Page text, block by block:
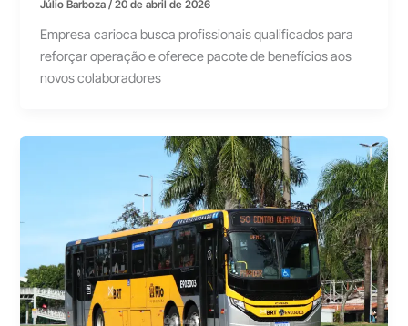
Júlio Barboza/20 de abril de 2026
Empresa carioca busca profissionais qualificados para
reforçar operação e oferece pacote de benefícios aos
novos colaboradores